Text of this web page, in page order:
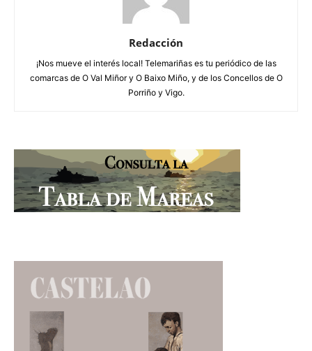
Redacción
¡Nos mueve el interés local! Telemariñas es tu periódico de las
comarcas de O Val Miñor y O Baixo Miño, y de los Concellos de O
Porriño y Vigo.